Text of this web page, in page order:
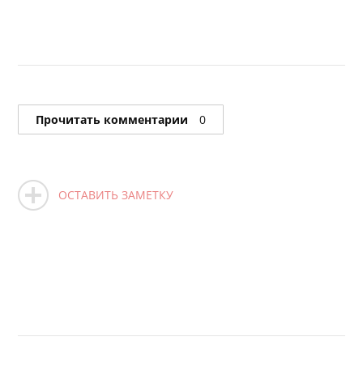
Прочитать комментарии 0
ОСТАВИТЬ ЗАМЕТКУ